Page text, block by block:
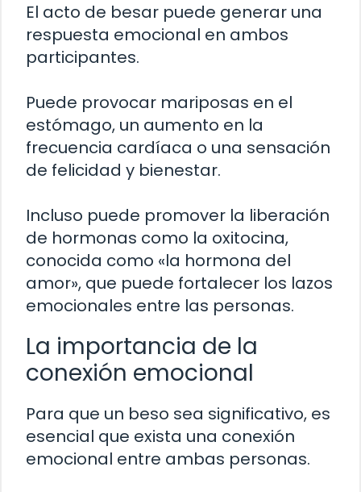
El acto de besar puede generar una
respuesta emocional en ambos
participantes.
Puede provocar mariposas en el
estómago, un aumento en la
frecuencia cardíaca o una sensación
de felicidad y bienestar.
Incluso puede promover la liberación
de hormonas como la oxitocina,
conocida como «la hormona del
amor», que puede fortalecer los lazos
emocionales entre las personas.
La importancia de la
conexión emocional
Para que un beso sea significativo, es
esencial que exista una conexión
emocional entre ambas personas.